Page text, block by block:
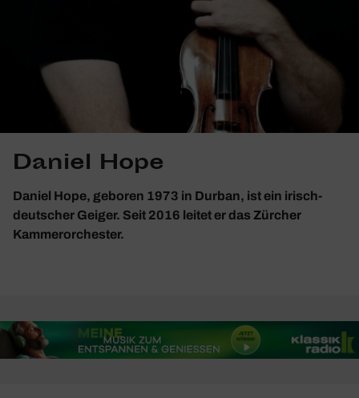
Daniel Hope
Daniel Hope, geboren 1973 in Durban, ist ein irisch-
deutscher Geiger. Seit 2016 leitet er das Zürcher
Kammerorchester.